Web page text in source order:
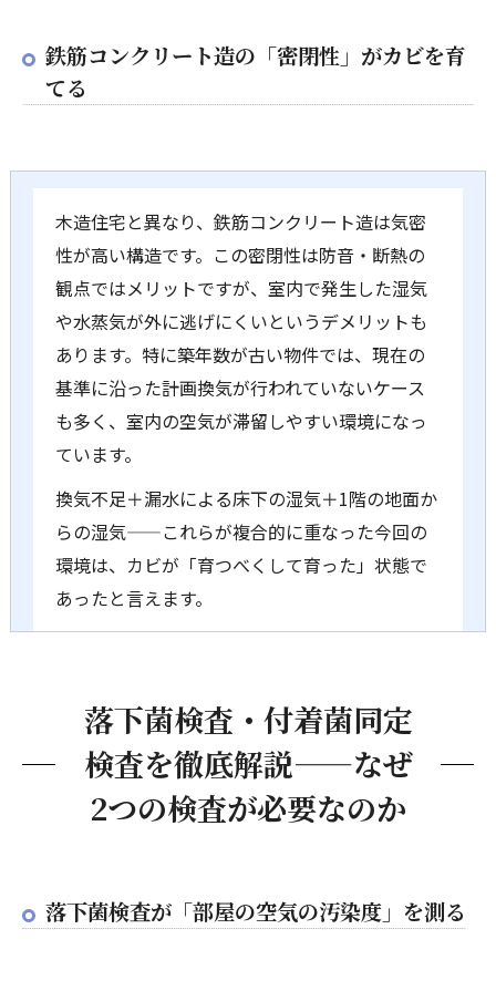
鉄筋コンクリート造の「密閉性」がカビを育
てる
木造住宅と異なり、鉄筋コンクリート造は気密
性が高い構造です。この密閉性は防音・断熱の
観点ではメリットですが、室内で発生した湿気
や水蒸気が外に逃げにくいというデメリットも
あります。特に築年数が古い物件では、現在の
基準に沿った計画換気が行われていないケース
も多く、室内の空気が滞留しやすい環境になっ
ています。
換気不足＋漏水による床下の湿気＋1階の地面か
らの湿気——これらが複合的に重なった今回の
環境は、カビが「育つべくして育った」状態で
あったと言えます。
落下菌検査・付着菌同定
検査を徹底解説——なぜ
2つの検査が必要なのか
落下菌検査が「部屋の空気の汚染度」を測る